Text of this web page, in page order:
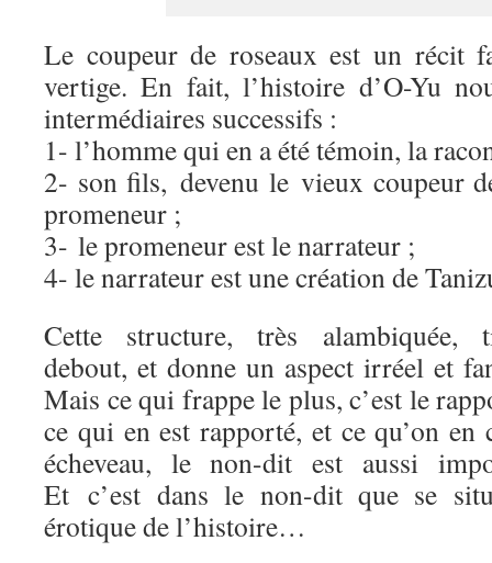
Le coupeur de roseaux est un récit
vertige. En fait, l’histoire d’O-Yu
intermédiaires successifs :
1- l’homme qui en a été témoin, la
2- son fils, devenu le vieux coupeur
promeneur ;
3- le promeneur est le narrateur ;
4- le narrateur est une création de
Cette structure, très alambiquée,
debout, et donne un aspect irréel et
Mais ce qui frappe le plus, c’est le
ce qui en est rapporté, et ce qu’on
écheveau, le non-dit est aussi
Et c’est dans le non-dit que se
érotique de l’histoire…